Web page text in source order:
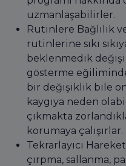
uzmanlaşabilirler.
Rutinlere Bağlılık
rutinlerine sıkı
beklenmedik
gösterme
bir değişiklik bile
kaygıya neden
çıkmakta
korumaya çalışırlar.
Tekrarlayıcı
çırpma, sallanma,